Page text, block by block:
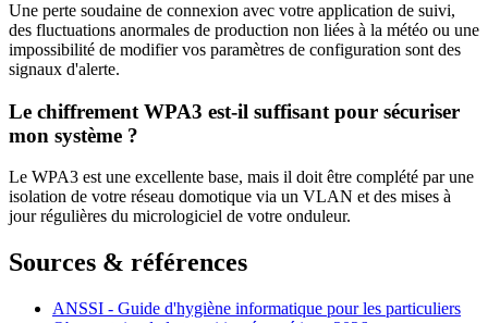
Une perte soudaine de connexion avec votre application de suivi,
des fluctuations anormales de production non liées à la météo ou une
impossibilité de modifier vos paramètres de configuration sont des
signaux d'alerte.
Le chiffrement WPA3 est-il suffisant pour sécuriser
mon système ?
Le WPA3 est une excellente base, mais il doit être complété par une
isolation de votre réseau domotique via un VLAN et des mises à
jour régulières du micrologiciel de votre onduleur.
Sources & références
ANSSI - Guide d'hygiène informatique pour les particuliers